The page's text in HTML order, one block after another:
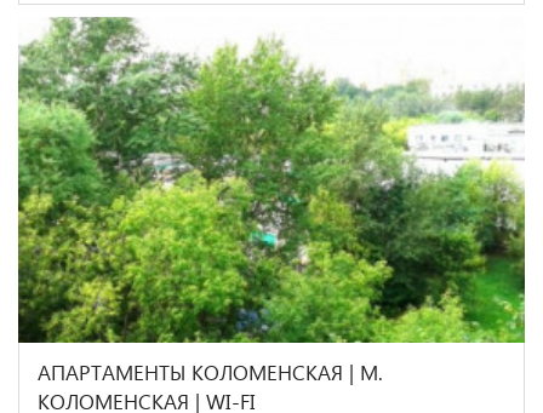
АПАРТАМЕНТЫ КОЛОМЕНСКАЯ | М.
КОЛОМЕНСКАЯ | WI-FI